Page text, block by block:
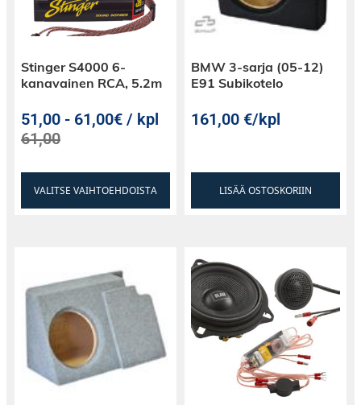
Stinger S4000 6-
kanavainen RCA, 5.2m
51,00 - 61,00€ / kpl
61,00
VALITSE VAIHTOEHDOISTA
BMW 3-sarja (05-12)
E91 Subikotelo
161,00€/kpl
LISÄÄ OSTOSKORIIN